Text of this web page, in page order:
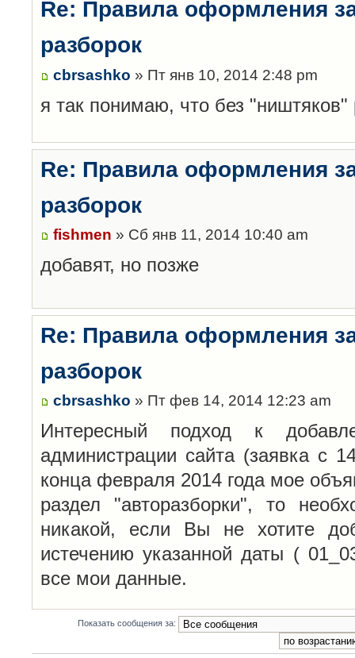
Re: Правила оформления
разборок
cbrsashko » Пт янв 10, 2014 2:48 pm
я так понимаю, что без "ништяков"
Re: Правила оформления
разборок
fishmen » Сб янв 11, 2014 10:40 am
добавят, но позже
Re: Правила оформления
разборок
cbrsashko » Пт фев 14, 2014 12:23 am
Интересный подход к
администрации сайта (заявка с
конца февраля 2014 года мое
раздел "авторазборки", то
никакой, если Вы не хотите
истечению указанной даты (
все мои данные.
Показать сообщения за: